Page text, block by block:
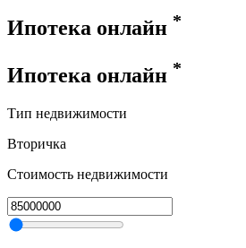
Ипотека онлайн *
Ипотека онлайн *
Тип недвижимости
Вторичка
Стоимость недвижимости